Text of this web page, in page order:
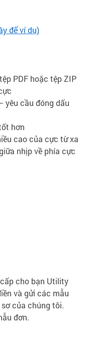
để ví dụ)
PDF hoặc tệp ZIP
yêu cầu đóng dấu
hơn
cao của cực từ xa
nhịp về phía cực
cho bạn Utility
và gửi các mẫu
của chúng tôi.
đơn.